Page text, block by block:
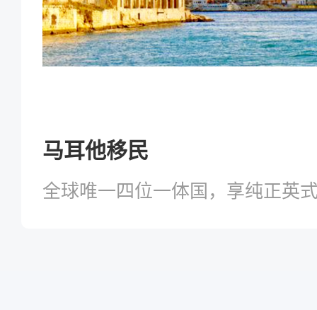
马耳他移民
全球唯一四位一体国，享纯正英